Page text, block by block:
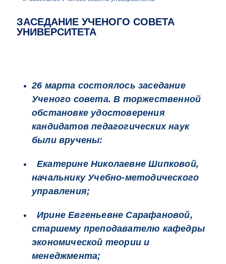
ЗАСЕДАНИЕ УЧЕНОГО СОВЕТА
УНИВЕРСИТЕТА
26 марта состоялось заседание
Ученого совета. В торжественной
обстановке удостоверения
кандидатов педагогических наук
были вручены:
Екатерине Николаевне Шипковой,
начальнику Учебно-методического
управления;
Ирине Евгеньевне Сарафановой,
старшему преподавателю кафедры
экономической теории и
менеджмента;